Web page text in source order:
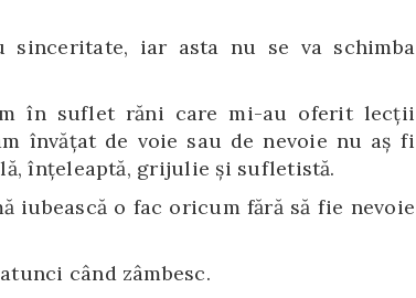
iar asta nu se va schimba
în suflet răni care mi-au oferit lecţii
învăţat de voie sau de nevoie nu aş fi
înţeleaptă, grijulie şi sufletistă.
iubească o fac oricum fără să fie nevoie
când zâmbesc.